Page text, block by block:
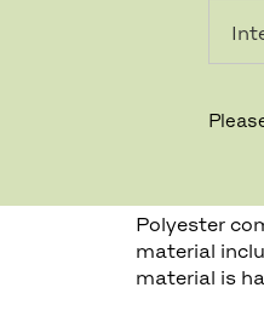
합
Polyester
material
material is